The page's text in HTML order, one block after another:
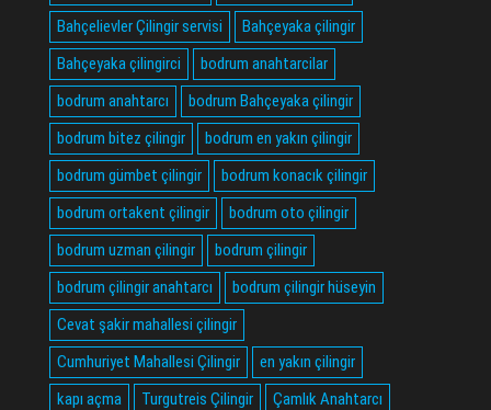
Bahçelievler Çilingir servisi
Bahçeyaka çilingir
Bahçeyaka çilingirci
bodrum anahtarcilar
bodrum anahtarcı
bodrum Bahçeyaka çilingir
bodrum bitez çilingir
bodrum en yakın çilingir
bodrum gümbet çilingir
bodrum konacık çilingir
bodrum ortakent çilingir
bodrum oto çilingir
bodrum uzman çilingir
bodrum çilingir
bodrum çilingir anahtarcı
bodrum çilingir hüseyin
Cevat şakir mahallesi çilingir
Cumhuriyet Mahallesi Çilingir
en yakın çilingir
kapı açma
Turgutreis Çilingir
Çamlık Anahtarcı